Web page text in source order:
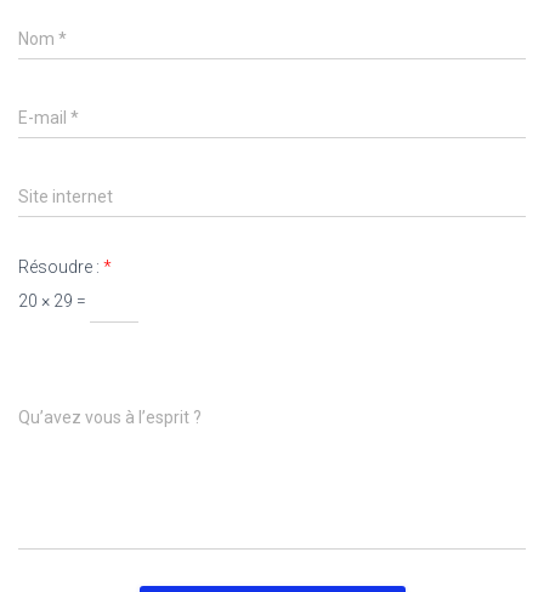
Nom *
E-mail *
Site internet
Résoudre : *
20 × 29 =
Qu’avez vous à l’esprit ?